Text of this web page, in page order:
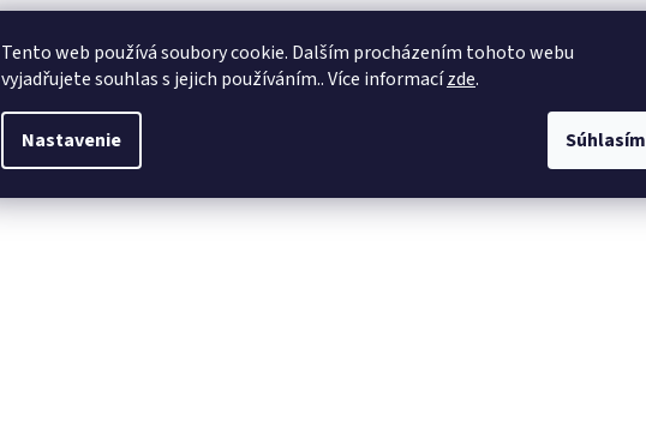
Tento web používá soubory cookie. Dalším procházením tohoto webu
vyjadřujete souhlas s jejich používáním.. Více informacízde.
Nastavenie Súhlasím